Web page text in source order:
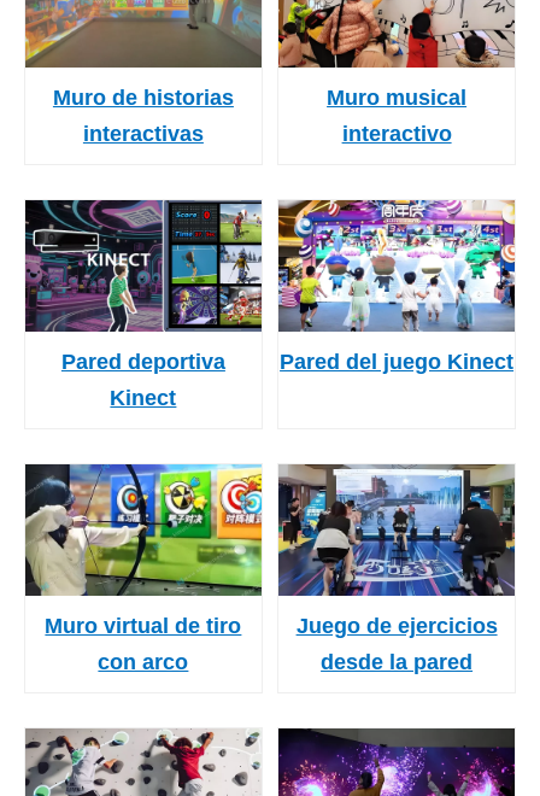
Muro de historias
interactivas
Muro musical
interactivo
Pared deportiva
Kinect
Pared del juego Kinect
Muro virtual de tiro
con arco
Juego de ejercicios
desde la pared